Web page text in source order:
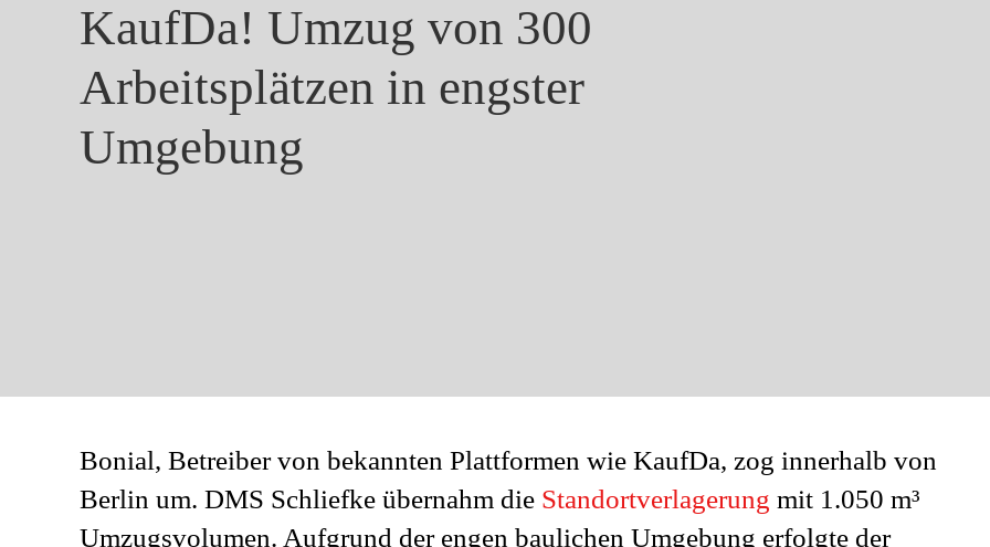
KaufDa! Umzug von 300
Arbeitsplätzen in engster
Umgebung
Bonial, Betreiber von bekannten Plattformen wie KaufDa, zog innerhalb von
Berlin um. DMS Schliefke übernahm die Standortverlagerung mit 1.050 m³
Umzugsvolumen. Aufgrund der engen baulichen Umgebung erfolgte der